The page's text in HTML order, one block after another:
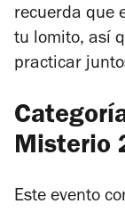
recuerda que
tu lomito, así
practicar
Misterio
Este evento